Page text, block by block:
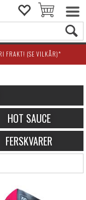
FRAKT! (SE VILKÅR)*
HOT SAUCE
FERSKVARER